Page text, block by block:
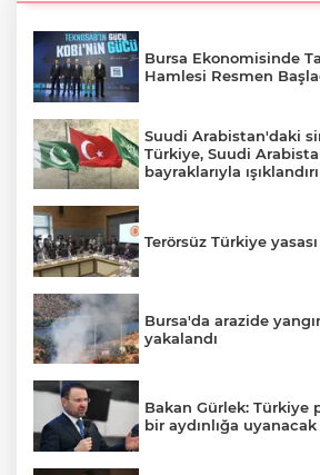
Bursa Ekonomisinde
Hamlesi Resmen
Suudi Arabistan'daki
Türkiye, Suudi
bayraklarıyla
Terörsüz Türkiye
Bursa'da arazide
yakalandı
Bakan Gürlek: Türkiye
bir aydınlığa uyanacak